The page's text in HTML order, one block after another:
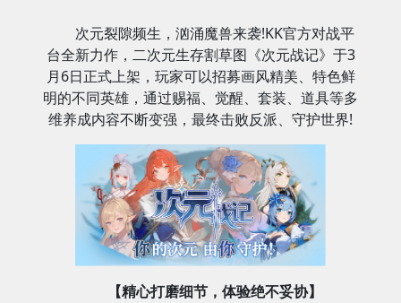
次元裂隙频生，汹涌魔兽来袭!KK官方对战平
台全新力作，二次元生存割草图《次元战记》于3
月6日正式上架，玩家可以招募画风精美、特色鲜
明的不同英雄，通过赐福、觉醒、套装、道具等多
维养成内容不断变强，最终击败反派、守护世界!
【精心打磨细节，体验绝不妥协】